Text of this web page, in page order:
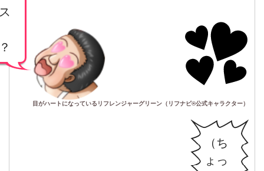
目がハートになっているリフレンジャーグリーン（リフナビ®公式キャラクター）
（ち
ょっ